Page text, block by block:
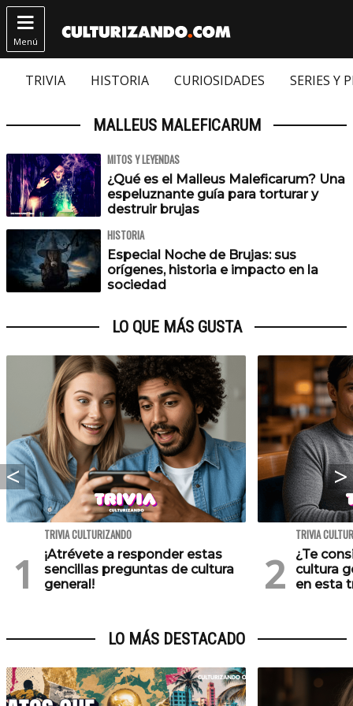

Menú
TRIVIA HISTORIA CURIOSIDADES SERIES Y
MALLEUS MALEFICARUM
MITOS Y LEYENDAS
¿Qué es el Malleus Maleficarum? Una
espeluznante guía para torturar y
destruir brujas
HISTORIA
Especial Noche de Brujas: sus
orígenes, historia e impacto en la
sociedad
LO QUE MÁS GUSTA
TRIVIA CULTURIZANDO
¡Atrévete a responder estas
sencillas preguntas de cultura
general!
TRIVIA
¿Te
cultura
en esta
LO MÁS DESTACADO